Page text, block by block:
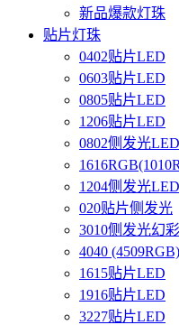
新品爆款灯珠
贴片灯珠
0402贴片LED
0603贴片LED
0805贴片LED
1206贴片LED
0802侧发光LED
1204侧发光LED
020贴片侧发光
3010侧发光幻彩
4040
1615贴片LED
1916贴片LED
3227贴片LED